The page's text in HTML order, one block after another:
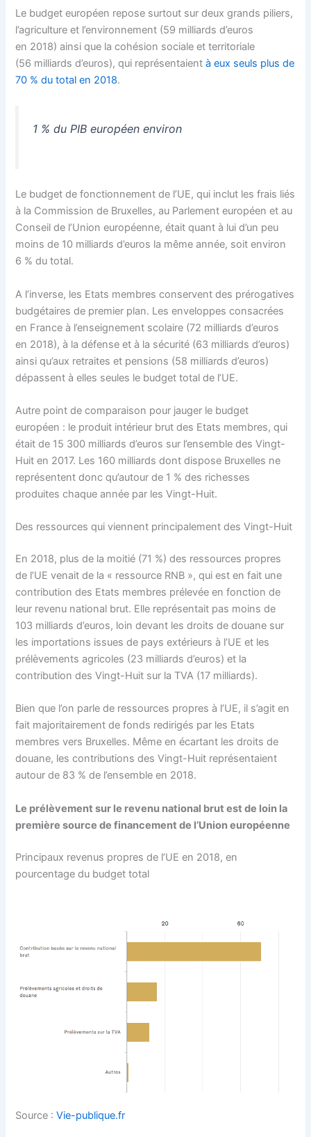
Le budget européen repose surtout sur deux grands piliers,
l’agriculture et l’environnement (59 milliards d’euros
en 2018) ainsi que la cohésion sociale et territoriale
(56 milliards d’euros), qui représentaientà eux seuls plus de
70 % du total en 2018.
1 % du PIB européen environ
Le budget de fonctionnement de l’UE, qui inclut les frais liés
à la Commission de Bruxelles, au Parlement européen et au
Conseil de l’Union européenne, était quant à lui d’un peu
moins de 10 milliards d’euros la même année, soit environ
6 % du total.
A l’inverse, les Etats membres conservent des prérogatives
budgétaires de premier plan. Les enveloppes consacrées
en France à l’enseignement scolaire (72 milliards d’euros
en 2018), à la défense et à la sécurité (63 milliards d’euros)
ainsi qu’aux retraites et pensions (58 milliards d’euros)
dépassent à elles seules le budget total de l’UE.
Autre point de comparaison pour jauger le budget
européen : le produit intérieur brut des Etats membres, qui
était de 15 300 milliards d’euros sur l’ensemble des Vingt-
Huit en 2017. Les 160 milliards dont dispose Bruxelles ne
représentent donc qu’autour de 1 % des richesses
produites chaque année par les Vingt-Huit.
Des ressources qui viennent principalement des Vingt-Huit
En 2018, plus de la moitié (71 %) des ressources propres
de l’UE venait de la « ressource RNB », qui est en fait une
contribution des Etats membres prélevée en fonction de
leur revenu national brut. Elle représentait pas moins de
103 milliards d’euros, loin devant les droits de douane sur
les importations issues de pays extérieurs à l’UE et les
prélèvements agricoles (23 milliards d’euros) et la
contribution des Vingt-Huit sur la TVA (17 milliards).
Bien que l’on parle de ressources propres à l’UE, il s’agit en
fait majoritairement de fonds redirigés par les Etats
membres vers Bruxelles. Même en écartant les droits de
douane, les contributions des Vingt-Huit représentaient
autour de 83 % de l’ensemble en 2018.
Le prélèvement sur le revenu national brut est de loin la
première source de financement de l’Union européenne
Principaux revenus propres de l’UE en 2018, en
pourcentage du budget total
Source :Vie-publique.fr